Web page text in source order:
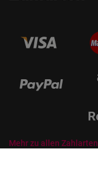
Mehr zu allen Zahlarten